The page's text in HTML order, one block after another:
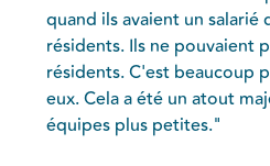
quand ils avaient un
résidents. Ils ne pouvaient
résidents. C'est beaucoup
eux. Cela a été un atout
équipes plus petites."